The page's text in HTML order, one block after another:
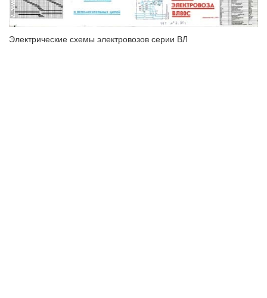
Электрические схемы электровозов серии ВЛ